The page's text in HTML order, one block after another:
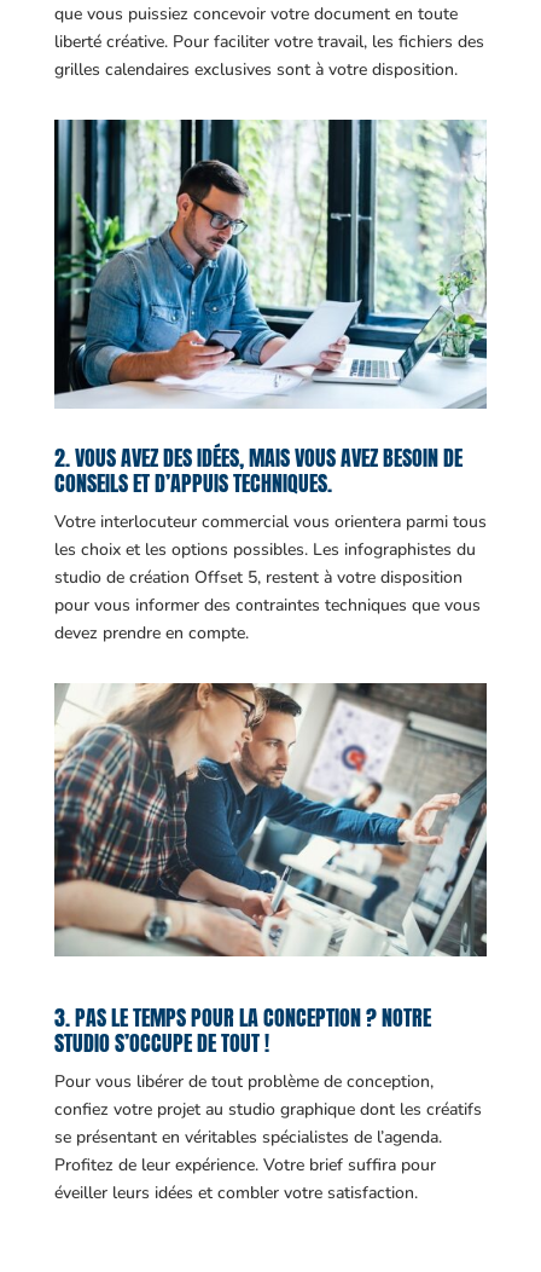
que vous puissiez concevoir votre document en toute
liberté créative. Pour faciliter votre travail, les fichiers des
grilles calendaires exclusives sont à votre disposition.
2. VOUS AVEZ DES IDÉES, MAIS VOUS AVEZ BESOIN DE
CONSEILS ET D’APPUIS TECHNIQUES.
Votre interlocuteur commercial vous orientera parmi tous
les choix et les options possibles. Les infographistes du
studio de création Offset 5, restent à votre disposition
pour vous informer des contraintes techniques que vous
devez prendre en compte.
3. PAS LE TEMPS POUR LA CONCEPTION ? NOTRE
STUDIO S’OCCUPE DE TOUT !
Pour vous libérer de tout problème de conception,
confiez votre projet au studio graphique dont les créatifs
se présentant en véritables spécialistes de l’agenda.
Profitez de leur expérience. Votre brief suffira pour
éveiller leurs idées et combler votre satisfaction.